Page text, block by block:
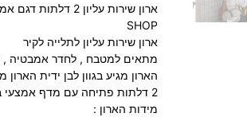
SHOP
ארון שירות עליון לתלייה לקיר
מתאים למטבח , לחדר אמבטיה ,
הארון מגיע בגוון לבן ידית
2 דלתות פתיחה עם מדף אמצעי בחלל הארון
מידות הארון :